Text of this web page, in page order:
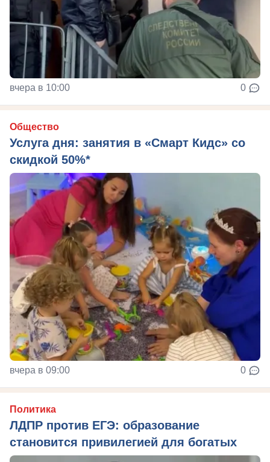
вчера в 10:00 0
Общество
Услуга дня: занятия в «Смарт Кидс» со
скидкой 50%*
вчера в 09:00 0
Политика
ЛДПР против ЕГЭ: образование
становится привилегией для богатых